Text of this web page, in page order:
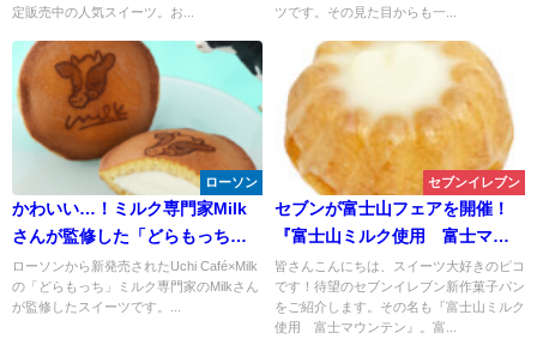
定販売中の人気スイーツ。お...
ツです。その見た目からも一...
ローソン
かわいい…！ミルク専門家Milk
さんが監修した「どらもっち」
がローソンから発売♪
ローソンから新発売されたUchi Café×Milk
の「どらもっち」ミルク専門家のMilkさん
が監修したスイーツです。...
セブンイレブン
セブンが富士山フェアを開催！
『富士山ミルク使用 富士マウ
ンテン』が発売されました！
皆さんこんにちは、スイーツ大好きのピコ
です！待望のセブンイレブン新作菓子パン
をご紹介します。その名も『富士山ミルク
使用 富士マウンテン』。富...